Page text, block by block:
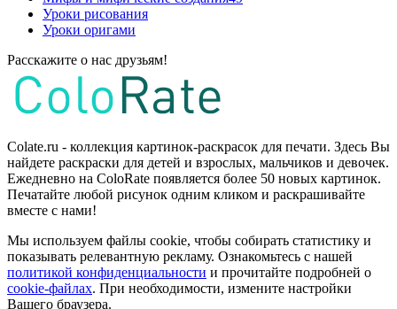
Уроки рисования
Уроки оригами
Расскажите о нас друзьям!
Colate.ru - коллекция картинок-раскрасок для печати. Здесь Вы
найдете раскраски для детей и взрослых, мальчиков и девочек.
Ежедневно на ColoRate появляется более 50 новых картинок.
Печатайте любой рисунок одним кликом и раскрашивайте
вместе с нами!
Мы используем файлы cookie, чтобы собирать статистику и
показывать релевантную рекламу. Ознакомьтесь с нашей
политикой конфиденциальности и прочитайте подробней о
cookie-файлах. При необходимости, измените настройки
Вашего браузера.